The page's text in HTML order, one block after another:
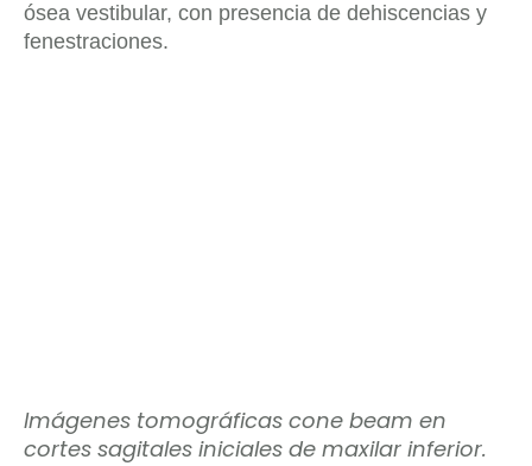
ósea vestibular, con presencia de dehiscencias y
fenestraciones.
Imágenes tomográficas cone beam en
cortes sagitales iniciales de maxilar inferior.